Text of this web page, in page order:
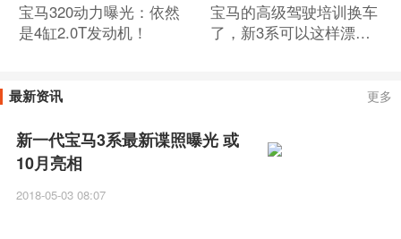
宝马320动力曝光：依然
是4缸2.0T发动机！
宝马的高级驾驶培训换车
了，新3系可以这样漂
最新资讯 更多
新一代宝马3系最新谍照曝光 或
10月亮相
2018-05-03 08:07